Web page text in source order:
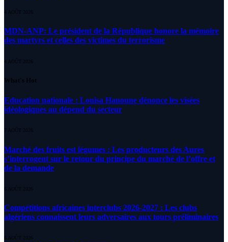
4 AOÛT 2026
MDN-ANP: Le président de la République honore la mémoire
des martyrs et celles des victimes du terrorisme
4 AOÛT 2026
What's Hot
Education nationale : Louisa Hanoune dénonce les visées
idéologiques au dépend du secteur
7 AOÛT 2026
Marché des fruits est légumes : Les producteurs des Aures
s’interrogent sur le retour du principe du marché de l’offre et
de la demande
6 AOÛT 2026
Compétitions africaines interclubs 2026-2027 : Les clubs
algériens connaissent leurs adversaires aux tours préliminaires
6 AOÛT 2026